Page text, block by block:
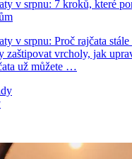
v srpnu: 7 kroků, které
v srpnu: Proč rajčata
zaštipovat vrcholy, jak
už můžete …